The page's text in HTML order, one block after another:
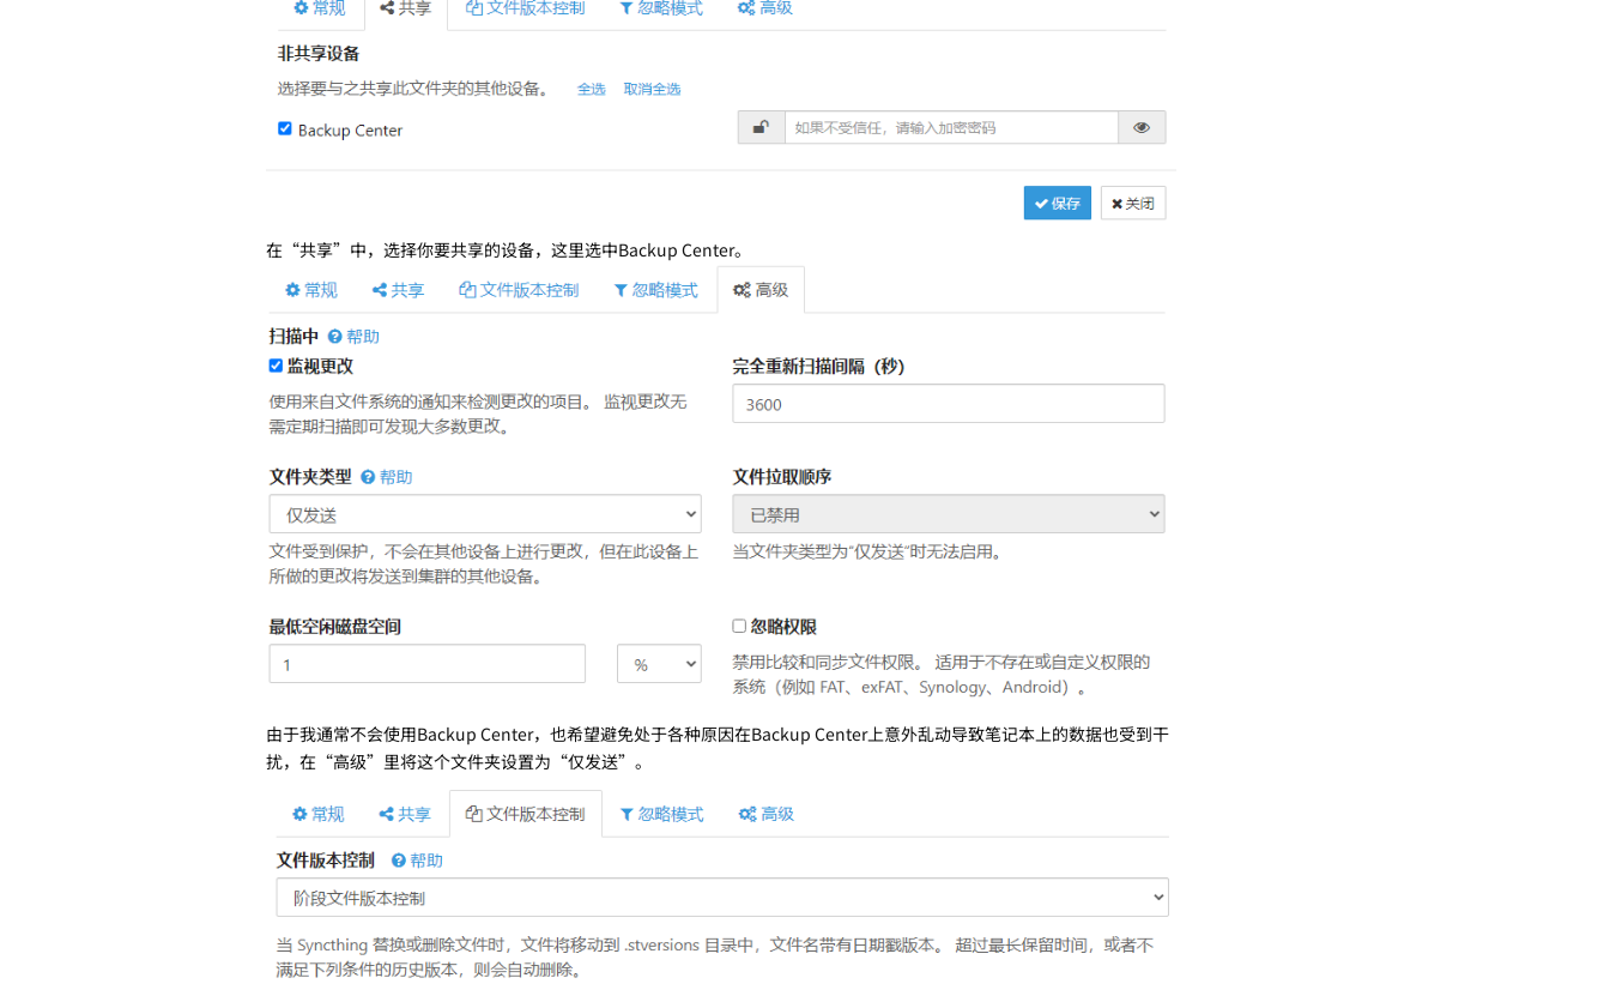
在“共享”中，选择你要共享的设备，这里选中Backup Center。
由于我通常不会使用Backup Center，也希望避免处于各种原因在Backup Center上意外乱动导致笔记本上的数据也受到干
扰，在“高级”里将这个文件夹设置为“仅发送”。